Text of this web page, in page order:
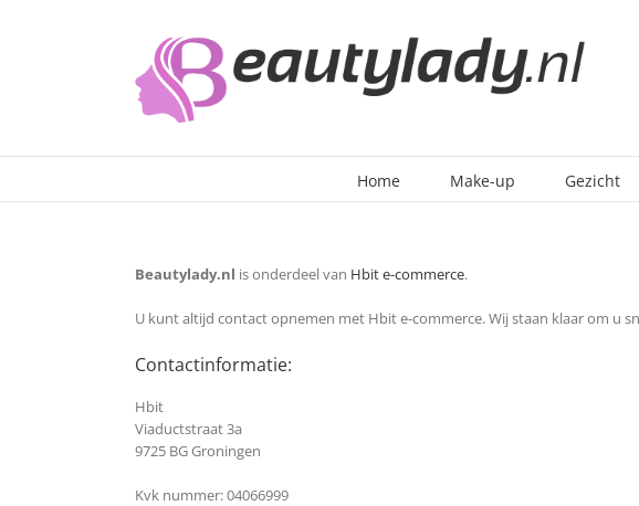
Home Make-up Gezicht
Beautylady.nl is onderdeel van Hbit e-commerce.
U kunt altijd contact opnemen met Hbit e-commerce. Wij staan klaar om u
Contactinformatie:
Hbit
Viaductstraat 3a
9725 BG Groningen
Kvk nummer: 04066999